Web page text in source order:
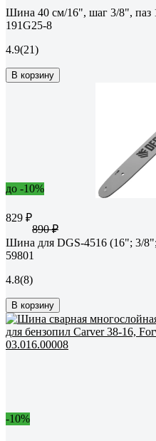
Шина 40 см/16", шаг 3/8", паз
191G25-8
4.9(21)
В корзину
до -10%
829 ₽
890 ₽
Шина для DGS-4516 (16"; 3/
59801
4.8(8)
В корзину
-10%